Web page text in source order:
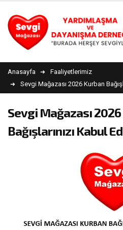
Anasayfa
Faaliyetlerimiz
Sevgi Mağazası 2026 Kurban
Sevgi Mağazası
Bağışlarınızı Kabul